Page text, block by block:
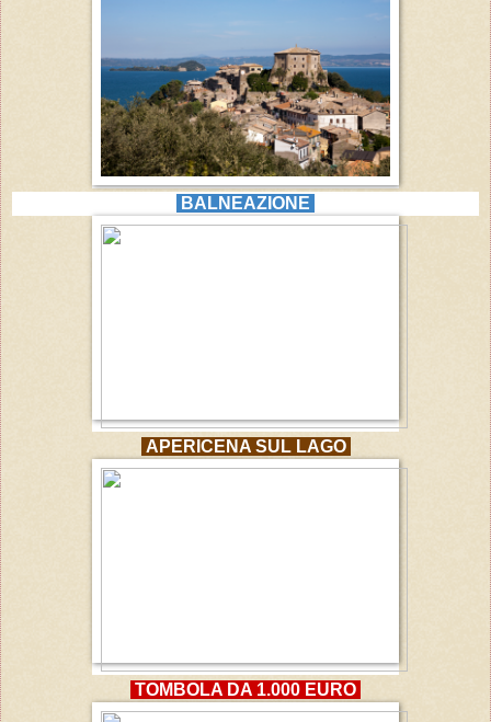
BALNEAZIONE
APERICENA SUL LAGO
TOMBOLA DA 1.000 EURO